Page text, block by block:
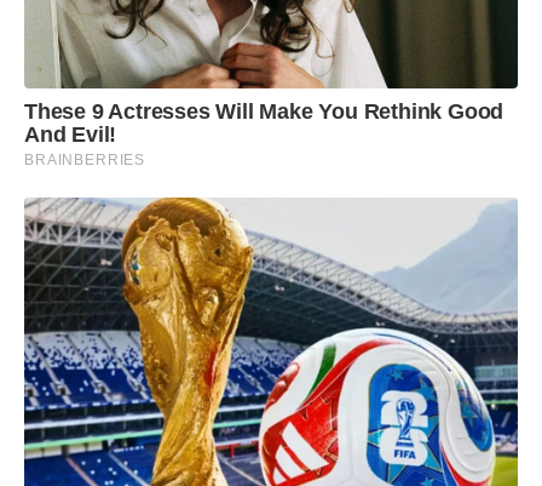
These 9 Actresses Will Make You Rethink Good
And Evil!
BRAINBERRIES